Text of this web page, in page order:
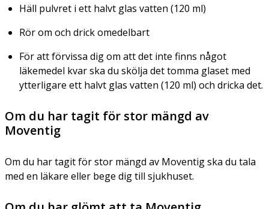
Häll pulvret i ett halvt glas vatten (120 ml)
Rör om och drick omedelbart
För att förvissa dig om att det inte finns något
läkemedel kvar ska du skölja det tomma glaset med
ytterligare ett halvt glas vatten (120 ml) och dricka det.
Om du har tagit för stor mängd av
Moventig
Om du har tagit för stor mängd av Moventig ska du tala
med en läkare eller bege dig till sjukhuset.